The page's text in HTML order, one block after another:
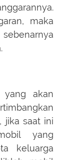
maka
yang akan
jika saat ini
yang
keluarga